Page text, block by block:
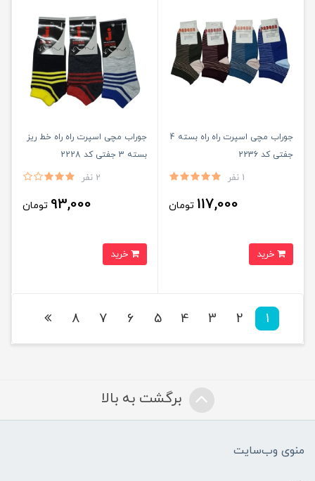
جوراب مچی اسپرت راه راه بسته 4
جفتی کد 2236
1 نفر
117,000 تومان
جوراب مچی اسپرت راه راه خط ریز
بسته 3 جفتی کد 2228
2 نفر
93,000 تومان
1
2
3
4
5
6
7
8
برگشت به بالا
منوی وب‌سایت